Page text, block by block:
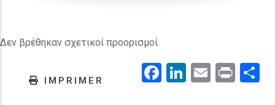
Δεν βρέθηκαν σχετικοί προορισμοί.
IMPRIMER Facebook
LinkedIn
EmailPrint